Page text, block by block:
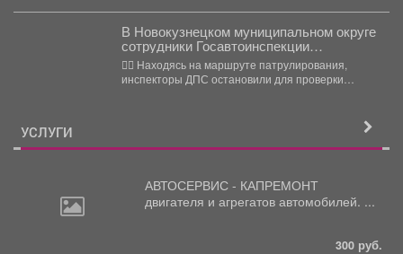
В Новокузнецком муниципальном округе
сотрудники Госавтоинспекции
задержали нетрезвого водителя,
повторно севшего за руль в состоянии
опьянения
👮‍♂ Находясь на маршруте патрулирования,
инспекторы ДПС остановили для проверки
УСЛУГИ
АВТОСЕРВИС - КАПРЕМОНТ
двигателя и агрегатов автомобилей. ...
300 руб.